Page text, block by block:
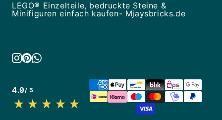
LEGO® Einzelteile, bedruckte Steine &
Minifiguren einfach kaufen- Mjaysbricks.de
4.9/ 5